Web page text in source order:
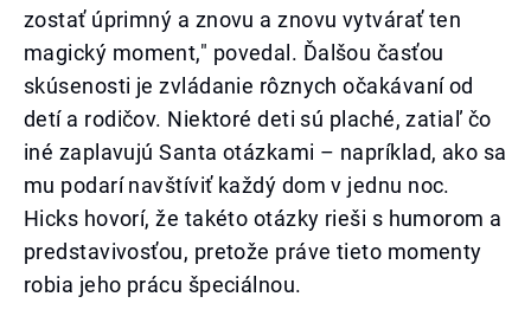
zostať úprimný a znovu a znovu vytvárať ten
magický moment," povedal. Ďalšou časťou
skúsenosti je zvládanie rôznych očakávaní od
detí a rodičov. Niektoré deti sú plaché, zatiaľ čo
iné zaplavujú Santa otázkami – napríklad, ako sa
mu podarí navštíviť každý dom v jednu noc.
Hicks hovorí, že takéto otázky rieši s humorom a
predstavivosťou, pretože práve tieto momenty
robia jeho prácu špeciálnou.